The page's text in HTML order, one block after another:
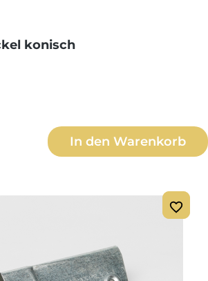
konisch
Gib den gewünschten
In den Warenkorb